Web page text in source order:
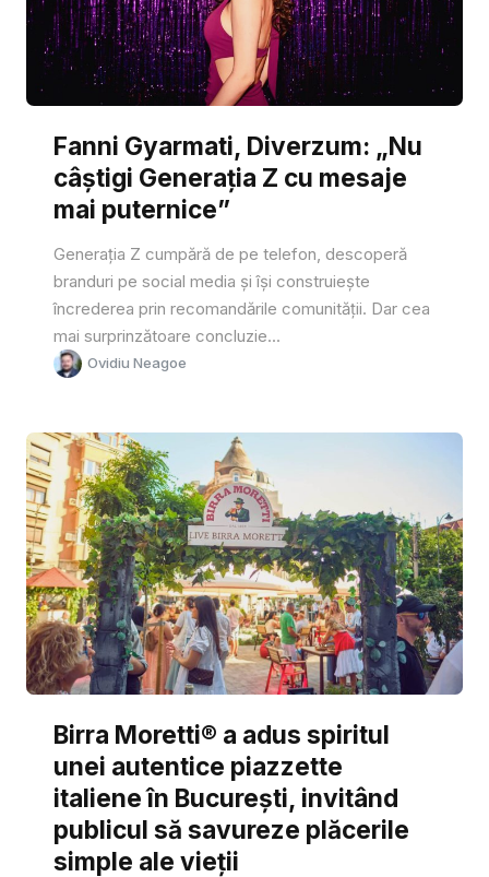
Fanni Gyarmati, Diverzum: „Nu
câștigi Generația Z cu mesaje
mai puternice”
Generația Z cumpără de pe telefon, descoperă
branduri pe social media și își construiește
încrederea prin recomandările comunității. Dar cea
mai surprinzătoare concluzie...
Ovidiu Neagoe
Birra Moretti® a adus spiritul
unei autentice piazzette
italiene în București, invitând
publicul să savureze plăcerile
simple ale vieții